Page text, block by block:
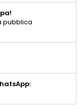
pubblica